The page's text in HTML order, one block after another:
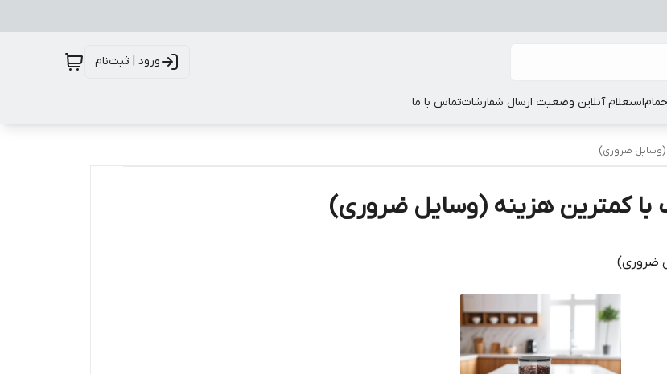
ورود | ثبت‌نام
استعلام آنلاین وضعیت ارسال شفارشاتتماس با ما
(وسایل ضروری)
با کمترین هزینه (وسایل ضروری)
ضروری)